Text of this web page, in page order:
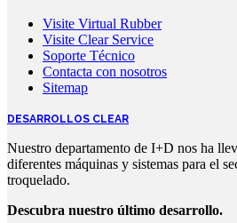
Visite Virtual Rubber
Visite Clear Service
Soporte Técnico
Contacta con nosotros
Sitemap
DESARROLLOS CLEAR
Nuestro departamento de I+D nos ha
diferentes máquinas y sistemas para el
troquelado.
Descubra nuestro último desarrollo.